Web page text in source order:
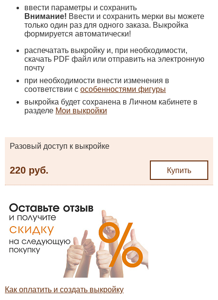
ввести параметры и сохранить
Внимание! Ввести и сохранить мерки вы можете
только один раз для одного заказа. Выкройка
формируется автоматически!
распечатать выкройку и, при необходимости,
скачать PDF файл или отправить на электронную
почту
при необходимости внести изменения в
соответствии с особенностями фигуры
выкройка будет сохранена в Личном кабинете в
разделе Мои выкройки
Разовый доступ к выкройке
220 руб. Купить
Как оплатить и создать выкройку